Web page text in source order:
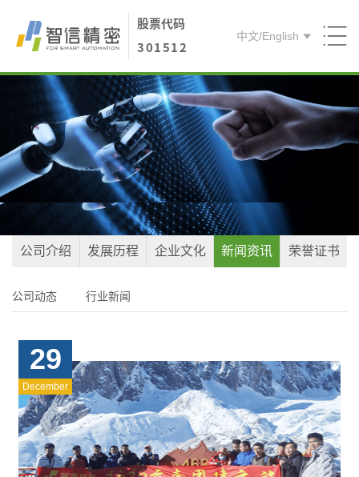
股票代码
301512
中文/English
首页
关于智信
产品方案
人才引进
公司介绍 发展历程 企业文化 新闻资讯 荣誉证书
公司动态 行业新闻
29
December